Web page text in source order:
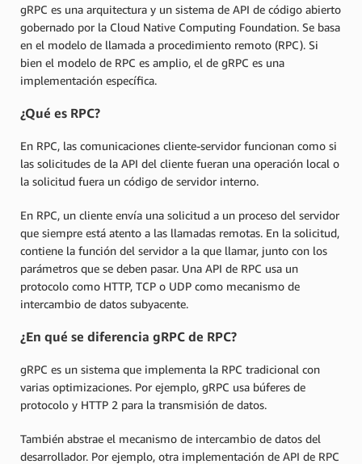
gRPC es una arquitectura y un sistema de API de código abierto
gobernado por la Cloud Native Computing Foundation. Se basa
en el modelo de llamada a procedimiento remoto (RPC). Si
bien el modelo de RPC es amplio, el de gRPC es una
implementación específica.
¿Qué es RPC?
En RPC, las comunicaciones cliente-servidor funcionan como si
las solicitudes de la API del cliente fueran una operación local o
la solicitud fuera un código de servidor interno.
En RPC, un cliente envía una solicitud a un proceso del servidor
que siempre está atento a las llamadas remotas. En la solicitud,
contiene la función del servidor a la que llamar, junto con los
parámetros que se deben pasar. Una API de RPC usa un
protocolo como HTTP, TCP o UDP como mecanismo de
intercambio de datos subyacente.
¿En qué se diferencia gRPC de RPC?
gRPC es un sistema que implementa la RPC tradicional con
varias optimizaciones. Por ejemplo, gRPC usa búferes de
protocolo y HTTP 2 para la transmisión de datos.
También abstrae el mecanismo de intercambio de datos del
desarrollador. Por ejemplo, otra implementación de API de RPC